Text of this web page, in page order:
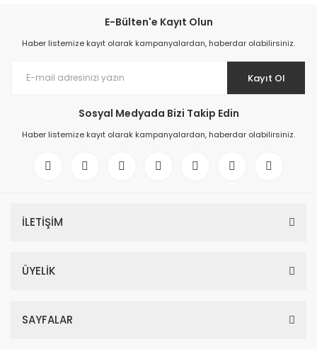
E-Bülten'e Kayıt Olun
Haber listemize kayıt olarak kampanyalardan, haberdar olabilirsiniz.
Kayıt Ol
Sosyal Medyada Bizi Takip Edin
Haber listemize kayıt olarak kampanyalardan, haberdar olabilirsiniz.
İLETİŞİM
ÜYELİK
SAYFALAR